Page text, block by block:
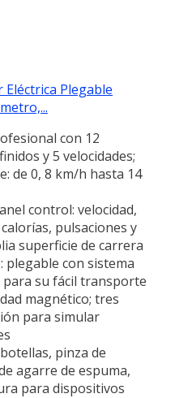
Eléctrica Plegable
con 12
y 5 velocidades;
de 0, 8 km/h hasta 14
control: velocidad,
pulsaciones y
superficie de carrera
plegable con sistema
para su fácil transporte
magnético; tres
para simular
pinza de
agarre de espuma,
para dispositivos